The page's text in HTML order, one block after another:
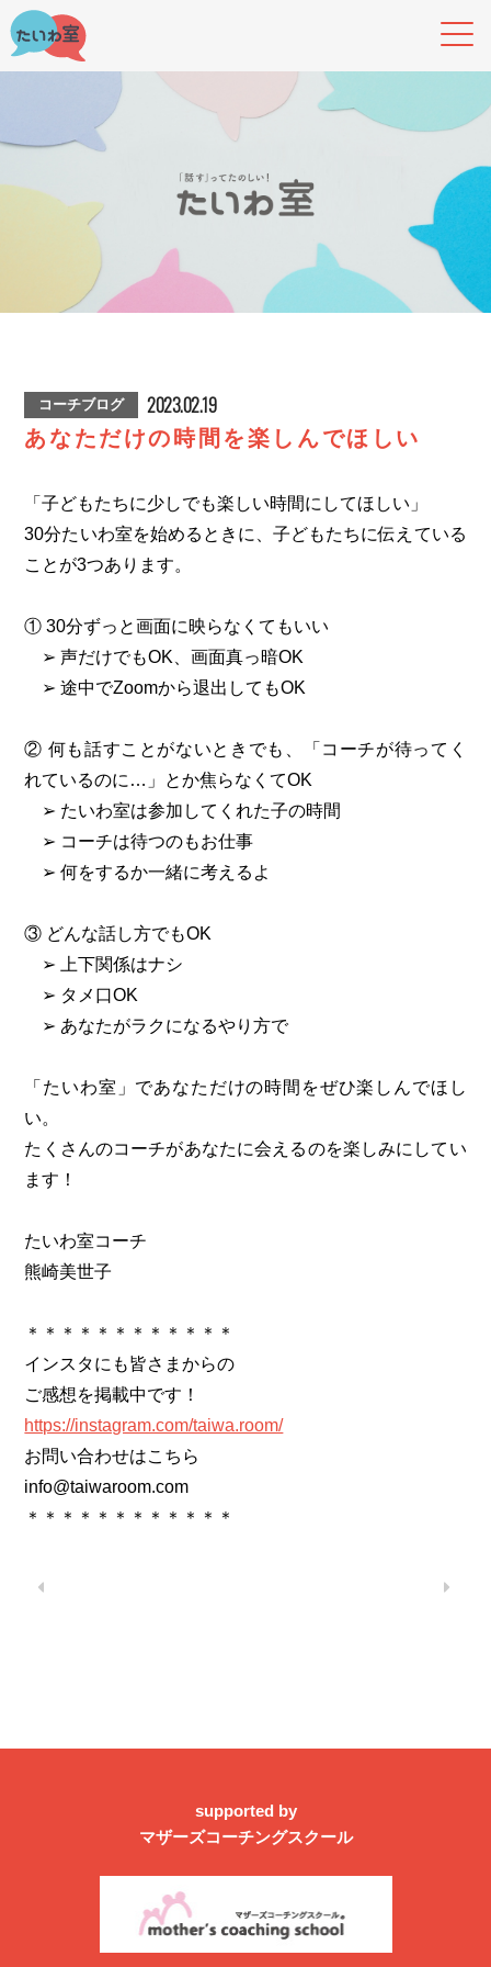
コーチブログ 2023.02.19
あなただけの時間を楽しんでほしい
「子どもたちに少しでも楽しい時間にしてほしい」
30分たいわ室を始めるときに、子どもたちに伝えている
ことが3つあります。
① 30分ずっと画面に映らなくてもいい
➢ 声だけでもOK、画面真っ暗OK
➢ 途中でZoomから退出してもOK
② 何も話すことがないときでも、「コーチが待ってく
れているのに…」とか焦らなくてOK
➢ たいわ室は参加してくれた子の時間
➢ コーチは待つのもお仕事
➢ 何をするか一緒に考えるよ
③ どんな話し方でもOK
➢ 上下関係はナシ
➢ タメ口OK
➢ あなたがラクになるやり方で
「たいわ室」であなただけの時間をぜひ楽しんでほし
い。
たくさんのコーチがあなたに会えるのを楽しみにしてい
ます！
たいわ室コーチ
熊崎美世子
＊＊＊＊＊＊＊＊＊＊＊＊
インスタにも皆さまからの
ご感想を掲載中です！
https://instagram.com/taiwa.room/
お問い合わせはこちら
info@taiwaroom.com
＊＊＊＊＊＊＊＊＊＊＊＊
supported by
マザーズコーチングスクール